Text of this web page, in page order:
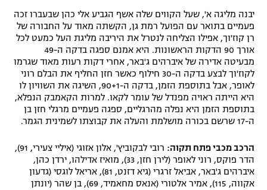
רשיון להקרנה פומבית לבית עסק
הצטרפות לחבילת הערוצים
לוח דרושים – ג'ובנט
תגיות
יבנה מליגה א', שעל הקווים שלה אשף הגביע אלי כהן שבעברו זכה
פעמיים בתואר עם הפועל רמת גן, הקשתה מאוד על החבורה של
רן קוז'וך, אפילו הצליחה לנטרל את היריבה מליגת העל כמעט לכל
אורך 90 הדקות הראשונות. היא אמנם ספגה בדקה ה-49
מבעיטה אדירה של איברהים ג'באר, אחרי דקות רעות מאוד שגרמו
לקוז'וך לבצע בדקה ה-30 חילוף כאשר חזן החליף את הבלם רוני
לאופר, אבל בתוספת הזמן, בדקה ה-90+1, השיגה את השוויון לו
היא הייתה ראויה מפנדל של עומר לקאו. למרות הקאמבק הנפלא,
בתוספת הזמן היא נפלה מהרגליים, ספגה פעמיים מרגלי חזן בן
ה-17 שרשם בכורה מושלמת והעלה את קבוצתו לשמינית הגמר.
הרכב מכבי פתח תקוה:
רובי לבקוביץ', אלון אזוגי (איליי צעירי, 91),
הדר פוקס, רוני לאופר (לירן חזן, 33), מואיז אדילהו, ירדן כהן,
איברהים ג'באר, אביאל זרגרי (גיא דזנט, 81), אריאל לוגסי (גדעון
אקווה, 115), אמיר אלטורי (אנאס מחאמיד, 69), בן שהר (יונתן